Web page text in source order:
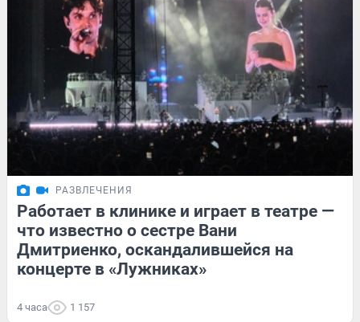
РАЗВЛЕЧЕНИЯ
Работает в клинике и играет в театре —
что известно о сестре Вани
Дмитриенко, оскандалившейся на
концерте в «Лужниках»
4 часа 1 157